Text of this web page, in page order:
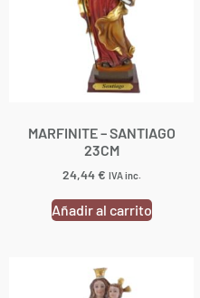
MARFINITE – SANTIAGO
23CM
24,44€ IVA inc.
Añadir al carrito